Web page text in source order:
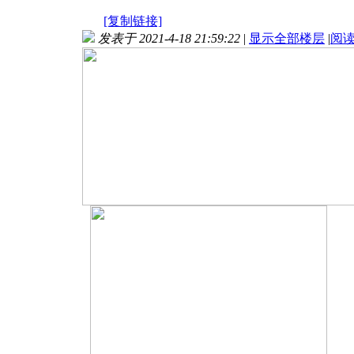
[复制链接]
发表于 2021-4-18 21:59:22 | 显示全部楼层 |阅